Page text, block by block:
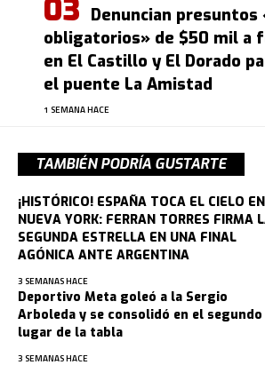
Denuncian presuntos
obligatorios» de $50 mil a
en El Castillo y El Dorado
el puente La Amistad
1 SEMANA HACE
TAMBIÉN PODRÍA GUSTARTE
¡HISTÓRICO! ESPAÑA TOCA EL CIELO EN
NUEVA YORK: FERRAN TORRES FIRMA
SEGUNDA ESTRELLA EN UNA FINAL
AGÓNICA ANTE ARGENTINA
3 SEMANAS HACE
Deportivo Meta goleó a la Sergio
Arboleda y se consolidó en el segundo
lugar de la tabla
3 SEMANAS HACE